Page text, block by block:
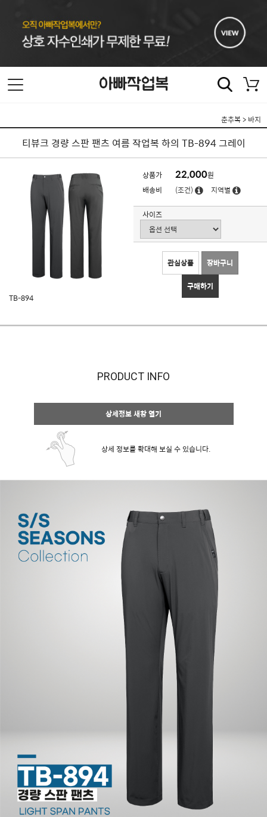
춘추복> 바지
티뷰크 경량 스판 팬츠 여름 작업복 하의 TB-894 그레이
TB-894
상품가 22,000원
배송비
(조건) 지역별
사이즈
관심상품 장바구니
구매하기
PRODUCT INFO
상세정보 새창 열기
상세 정보를 확대해 보실 수 있습니다.